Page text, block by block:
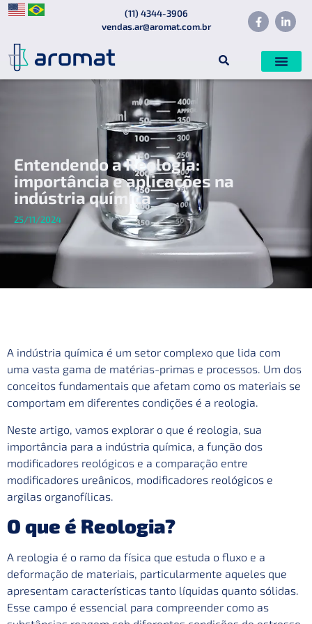
(11) 4344-3906
vendas.ar@aromat.com.br
Entendendo a Reologia:
importância e aplicações na
indústria química
25/11/2024
A indústria química é um setor complexo que lida com
uma vasta gama de matérias-primas e processos. Um dos
conceitos fundamentais que afetam como os materiais se
comportam em diferentes condições é a reologia.
Neste artigo, vamos explorar o que é reologia, sua
importância para a indústria química, a função dos
modificadores reológicos e a comparação entre
modificadores ureânicos, modificadores reológicos e
argilas organofílicas.
O que é Reologia?
A reologia é o ramo da física que estuda o fluxo e a
deformação de materiais, particularmente aqueles que
apresentam características tanto líquidas quanto sólidas.
Esse campo é essencial para compreender como as